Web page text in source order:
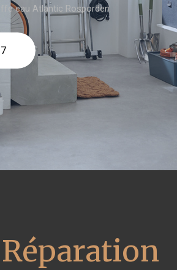
eau Atlantic Rosporden